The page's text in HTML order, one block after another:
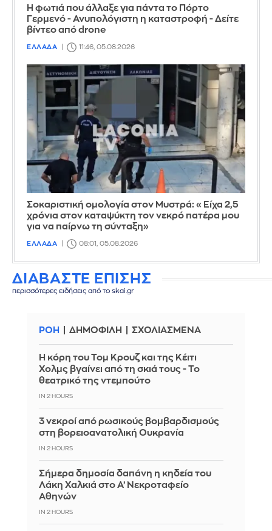
Η φωτιά που άλλαξε για πάντα το Πόρτο
Γερμενό - Ανυπολόγιστη η καταστροφή - Δείτε
βίντεο από drone
ΕΛΛΑΔΑ 11:46, 05.08.2026
Σοκαριστική ομολογία στον Μυστρά: «Είχα 2,5
χρόνια στον καταψύκτη τον νεκρό πατέρα μου
για να παίρνω τη σύνταξη»
ΕΛΛΑΔΑ 08:01, 05.08.2026
ΔΙΑΒΑΣΤΕ ΕΠΙΣΗΣ
περισσότερες ειδήσεις από το skai.gr
ΡΟΗ ΔΗΜΟΦΙΛΗ ΣΧΟΛΙΑΣΜΕΝΑ
Η κόρη του Τομ Κρουζ και της Κέιτι
Χολμς βγαίνει από τη σκιά τους - Το
θεατρικό της ντεμπούτο
IN 2 HOURS
3 νεκροί από ρωσικούς βομβαρδισμούς
στη βορειοανατολική Ουκρανία
IN 2 HOURS
Σήμερα δημοσία δαπάνη η κηδεία του
Λάκη Χαλκιά στο Α’ Νεκροταφείο
Αθηνών
IN 2 HOURS